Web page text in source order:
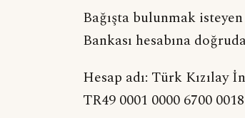
Bağışta bulunmak
Bankası hesabına
Hesap adı: Türk Kızılay
TR49 0001 0000 6700